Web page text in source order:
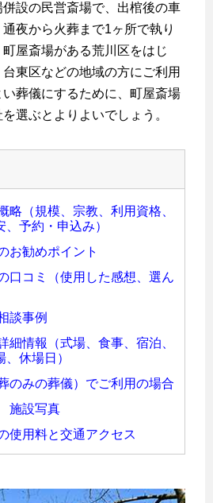
設の民営斎場で、出棺後の車
夜から火葬まで1ヶ所で執り
屋斎場がある荒川区をはじ
東区などの地域の方にご利用
葬儀にするために、町屋斎場
選ぶとよりよいでしょう。
略（規模、宗教、利用資格、
予約・申込み）
お勧めポイント
口コミ（使用した感想、選ん
談事例
細情報（式場、食事、宿泊、
休場日）
のみの葬儀）でご利用の場合
施設写真
使用料と交通アクセス